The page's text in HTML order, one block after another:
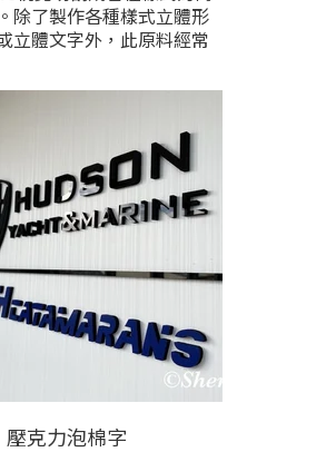
除了製作各種樣式立體形
立體文字外，此原料經常
視覺牆、網美打卡牆等各
，室內外皆宜，經濟美觀
備長效耐用等優勢。顏色
金、霧金、鏡面亮銀、霧
、霧白、霧黑、橙色、等
各色選擇。
壓克力泡棉字